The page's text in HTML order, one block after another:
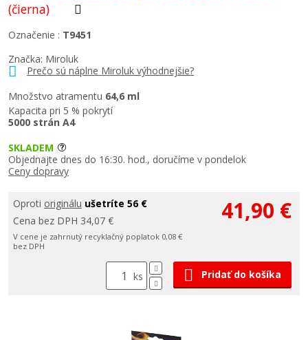
(čierna)
Značka: Miroluk
Prečo sú náplne Miroluk výhodnejšie?
Množstvo atramentu 64,6 ml
Kapacita pri 5 % pokrytí
5000 strán A4
Označenie : T9451
SKLADEM
Objednajte dnes do 16:30. hod., doručíme v pondelok
Ceny dopravy
Oproti originálu ušetríte 56 €
Cena bez DPH 34,07 €
V cene je zahrnutý recyklačný poplatok 0,08 €
bez DPH
41,90 €
ks Pridať do košíka